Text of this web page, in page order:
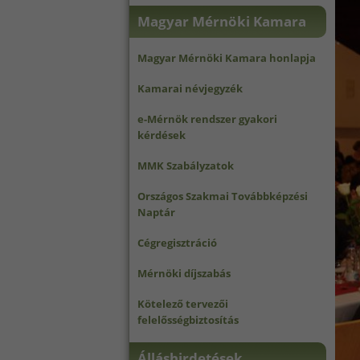
Magyar Mérnöki Kamara
Magyar Mérnöki Kamara honlapja
Kamarai névjegyzék
e-Mérnök rendszer gyakori
kérdések
MMK Szabályzatok
Országos Szakmai Továbbképzési
Naptár
Cégregisztráció
Mérnöki díjszabás
Kötelező tervezői
felelősségbiztosítás